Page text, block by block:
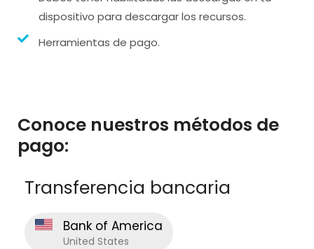
dispositivo para descargar los recursos.
Herramientas de pago.
Conoce nuestros métodos de
pago:
Transferencia bancaria
Bank of America
United States